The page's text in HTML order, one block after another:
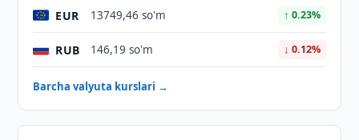
EUR 13749,46 so'm ↑ 0.23%
RUB 146,19 so'm ↓ 0.12%
Barcha valyuta kurslari →